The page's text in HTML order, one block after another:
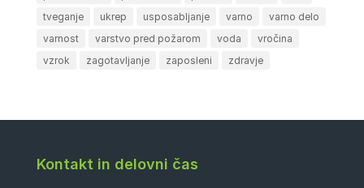
tveganje
ukrep usposabljanje varno
varno delo
varnost
varstvo pred požarom voda
vročina
vzrok
zagotavljanje zaposleni zdravje
Kontakt in delovni čas